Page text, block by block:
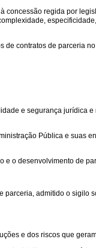
concessão regida por
contratos de parceria
e segurança jurídica
Pública e suas
e o desenvolvimento de
admitido o sigilo
e dos riscos que